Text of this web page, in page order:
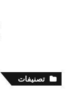
تصنيفات